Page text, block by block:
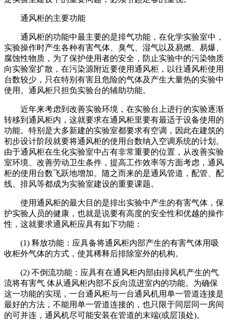
通风柜的主要功能
通风柜的功能中最主要的是排气功能，在化学实验室中，
实验操作时产生各种有害气体、臭气、湿气以及易燃、易爆、
腐蚀性物质，为了保护使用者的安全，防止实验中的污染物质
向实验室扩散，在污染源附近要使用通风柜，以往通风柜使用
台数较少，只在特别有害且危险的气体及产生大量热的实验中
使用。通风柜只担负实验台的辅助功能。
近年来考虑到改善实验环境，在实验台上进行的实验逐渐
转移到通风柜内，这就要求在通风柜里要有最适于设备使用的
功能。特别是大多新建的实验室都要求有空调，因此在建筑的
初步设计阶段就要将通风柜的使用台数纳入空调系统的计划。
由于通风柜在生化实验室中占有非常重要的位置，从改善实验
室环境、改善劳动卫生条件，提高工作效率等方面考虑，通风
柜的使用台数飞跃地增加。随之而来的是通风管道，配管、配
线、排风等都成为实验室建设的重要课题。
使用通风柜的最大目的是排出实验中产生的有害气体，保
护实验人员的健康，也就是说要有高度的安全性和优越的操作
性，这就要求通风柜应具有如下功能：
(1) 释放功能：应具备将通风柜内部产生的有害气体用吸
收柜外气体的方式，使其稀释后排除室外的机构。
(2) 不倒流功能：应具有在通风柜内部由排风机产生的气
流将有害气 体从通风柜内部不反向流进室内的功能。为确保
这一功能的实现，一台通风柜与一台通风机用单一管道连接是
最好的方法，不能用单一管道连接的，也只限于同层同一房间
的可并连，通风机尽可能安装在管道的末端(或层顶处)。